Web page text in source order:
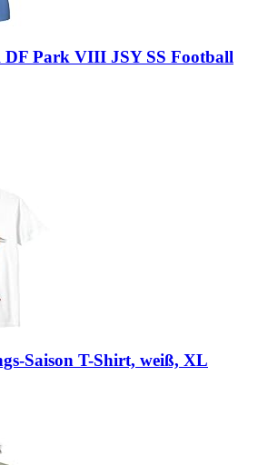
Park VIII JSY SS Football
Saison T-Shirt, weiß, XL